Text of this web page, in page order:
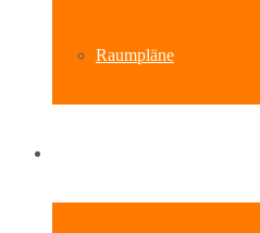
Raumpläne